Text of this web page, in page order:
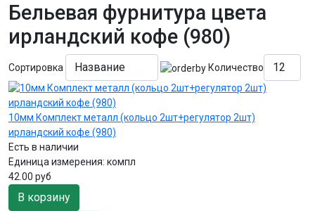
Бельевая фурнитура цвета
ирландский кофе (980)
Сортировка Количество
10мм Комплект металл (кольцо 2шт+регулятор 2шт)
ирландский кофе (980)
Есть в наличии
Единица измерения: компл
42.00 руб
В корзину